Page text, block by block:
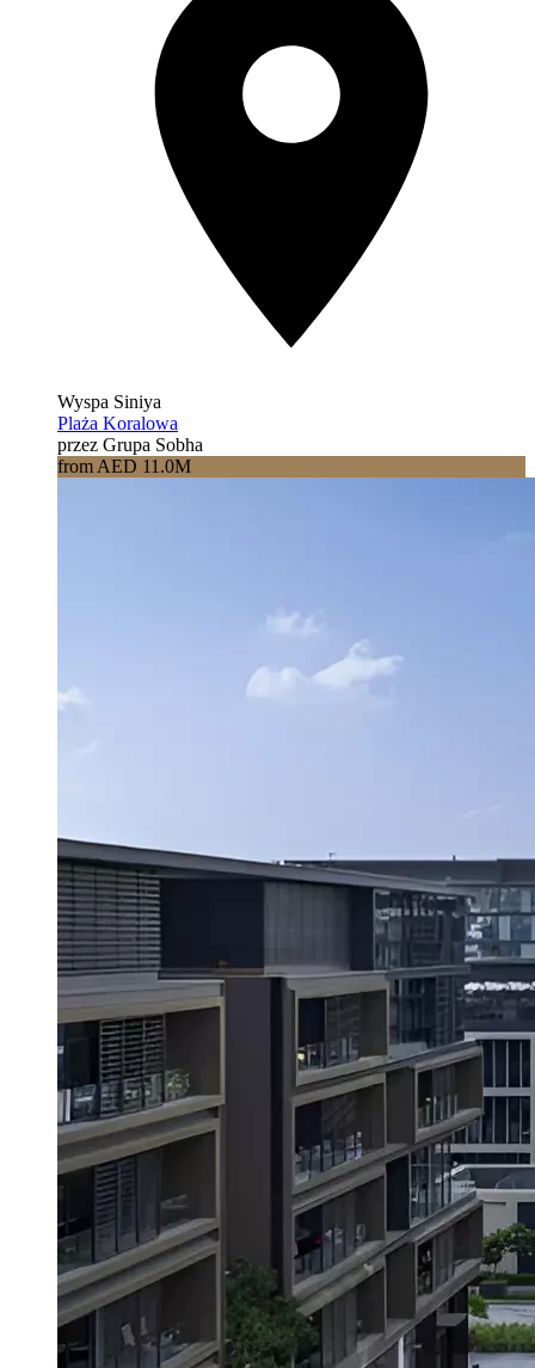
Wyspa Siniya
Plaża Koralowa
przez Grupa Sobha
from AED 11.0M